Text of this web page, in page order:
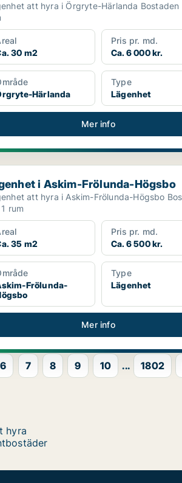
att hyra i Örgryte-Härlanda Bostaden har 1
30 m2
Pris pr. md.
Ca. 6 000 kr.
Härlanda
Type
Lägenhet
Mer info
i Askim-Frölunda-Högsbo
i Askim-Frölunda-Högsbo
att hyra i Askim-Frölunda-Högsbo Bostaden
rum
35 m2
Pris pr. md.
Ca. 6 500 kr.
Frölunda-
Type
Lägenhet
Mer info
6 7 8 9 10 ... 1802
hyra